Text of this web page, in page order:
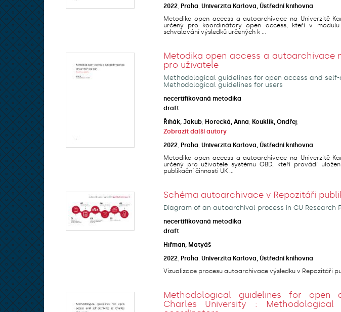
2022, Praha Univerzita Karlova, Ústřední knihovna
Metodika open access a autoarchivace na Univerzitě
určený pro koordinátory open access, kteří v
schvalování výsledků určených k ...
Metodika open access a autoarchivace
pro uživatele
Methodological guidelines for open access and
Methodological guidelines for users
necertifikovaná metodika
draft
Řihák, Jakub; Horecká, Anna; Kouklík, Ondřej;
Zobrazit další autory
2022, Praha Univerzita Karlova, Ústřední knihovna
Metodika open access a autoarchivace na Univerzitě
určený pro uživatele systému OBD, kteří provádí
publikační činnosti UK ...
Schéma autoarchivace v Repozitáři
Diagram of an autoarchival process in CU Research
necertifikovaná metodika
draft
Hiřman, Matyáš
2022, Praha Univerzita Karlova, Ústřední knihovna
Vizualizace procesu autoarchivace výsledku v Repozitáři
Methodological guidelines for open
Charles University :